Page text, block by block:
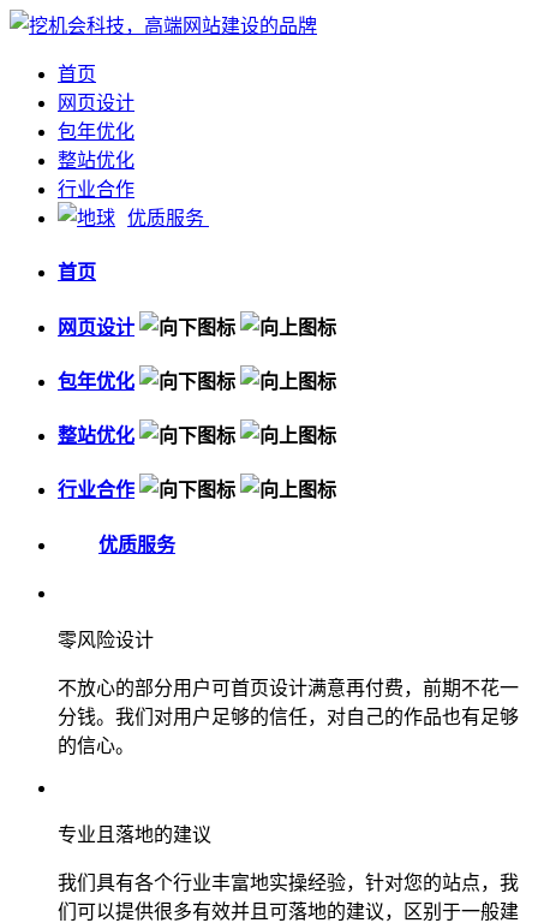
首页
网页设计
包年优化
整站优化
行业合作
优质服务
首页
网页设计
包年优化
整站优化
行业合作
优质服务
零风险设计
不放心的部分用户可首页设计满意再付费，前期不花一
分钱。我们对用户足够的信任，对自己的作品也有足够
的信心。
专业且落地的建议
我们具有各个行业丰富地实操经验，针对您的站点，我
们可以提供很多有效并且可落地的建议，区别于一般建